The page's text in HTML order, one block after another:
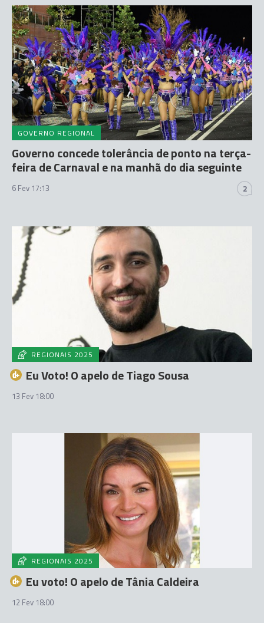
GOVERNO REGIONAL
Governo concede tolerância de ponto na terça-
feira de Carnaval e na manhã do dia seguinte
6 Fev 17:13 2
REGIONAIS 2025
Eu Voto! O apelo de Tiago Sousa
13 Fev 18:00
REGIONAIS 2025
Eu voto! O apelo de Tânia Caldeira
12 Fev 18:00